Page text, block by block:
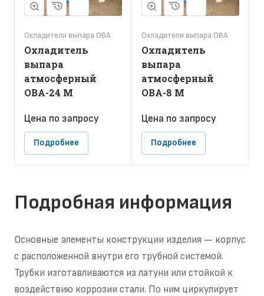
Охладители выпара ОВА
Охладитель
выпара
атмосферный
ОВА-24 М
Цена по запросу
Подробнее
Охладители выпара ОВА
Охладитель
выпара
атмосферный
ОВА-8 М
Цена по запросу
Подробнее
Подробная информация
Основные элементы конструкции изделия — корпус
с расположенной внутри его трубной системой.
Трубки изготавливаются из латуни или стойкой к
воздействию коррозии стали. По ним циркулирует